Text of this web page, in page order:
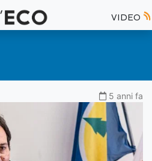
VIDEO
5 anni fa